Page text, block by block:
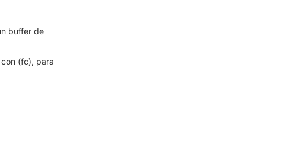
buffer de
(fc), para